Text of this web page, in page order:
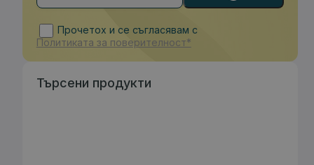
Прочетох и се съгласявам с
Политиката за поверителност*
Търсени продукти